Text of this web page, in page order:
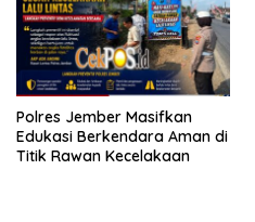
Polres Jember Masifkan
Edukasi Berkendara Aman di
Titik Rawan Kecelakaan